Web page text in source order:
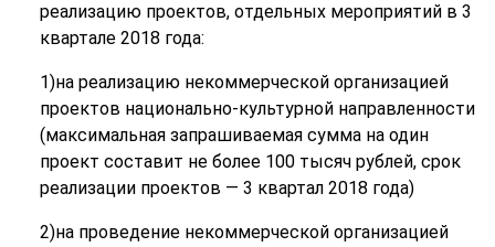
реализацию проектов, отдельных мероприятий в 3
квартале 2018 года:
1)на реализацию некоммерческой организацией
проектов национально-культурной направленности
(максимальная запрашиваемая сумма на один
проект составит не более 100 тысяч рублей, срок
реализации проектов — 3 квартал 2018 года)
2)на проведение некоммерческой организацией